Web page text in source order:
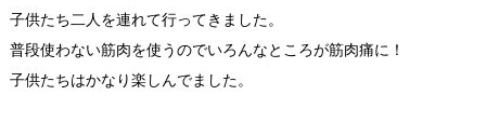
子供たち二人を連れて行ってきました。
普段使わない筋肉を使うのでいろんなところが筋肉痛に！
子供たちはかなり楽しんでました。